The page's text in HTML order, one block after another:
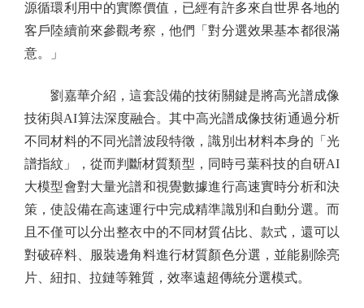
源循環利用中的實際價值，已經有許多來自世界各地的
客戶陸續前來參觀考察，他們「對分選效果基本都很滿
意。」
劉嘉華介紹，這套設備的技術關鍵是將高光譜成像
技術與AI算法深度融合。其中高光譜成像技術通過分析
不同材料的不同光譜波段特徵，識別出材料本身的「光
譜指紋」，從而判斷材質類型，同時弓葉科技的自研AI
大模型會對大量光譜和視覺數據進行高速實時分析和決
策，使設備在高速運行中完成精準識別和自動分選。而
且不僅可以分出整衣中的不同材質佔比、款式，還可以
對破碎料、服裝邊角料進行材質顏色分選，並能剔除亮
片、紐扣、拉鏈等雜質，效率遠超傳統分選模式。